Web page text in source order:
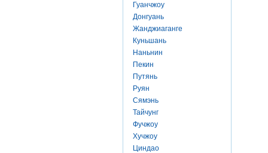
Гуанчжоу
Донгуань
Жанджиаганге
Куньшань
Наньнин
Пекин
Путянь
Руян
Сямэнь
Тайчунг
Фучжоу
Хучжоу
Циндао